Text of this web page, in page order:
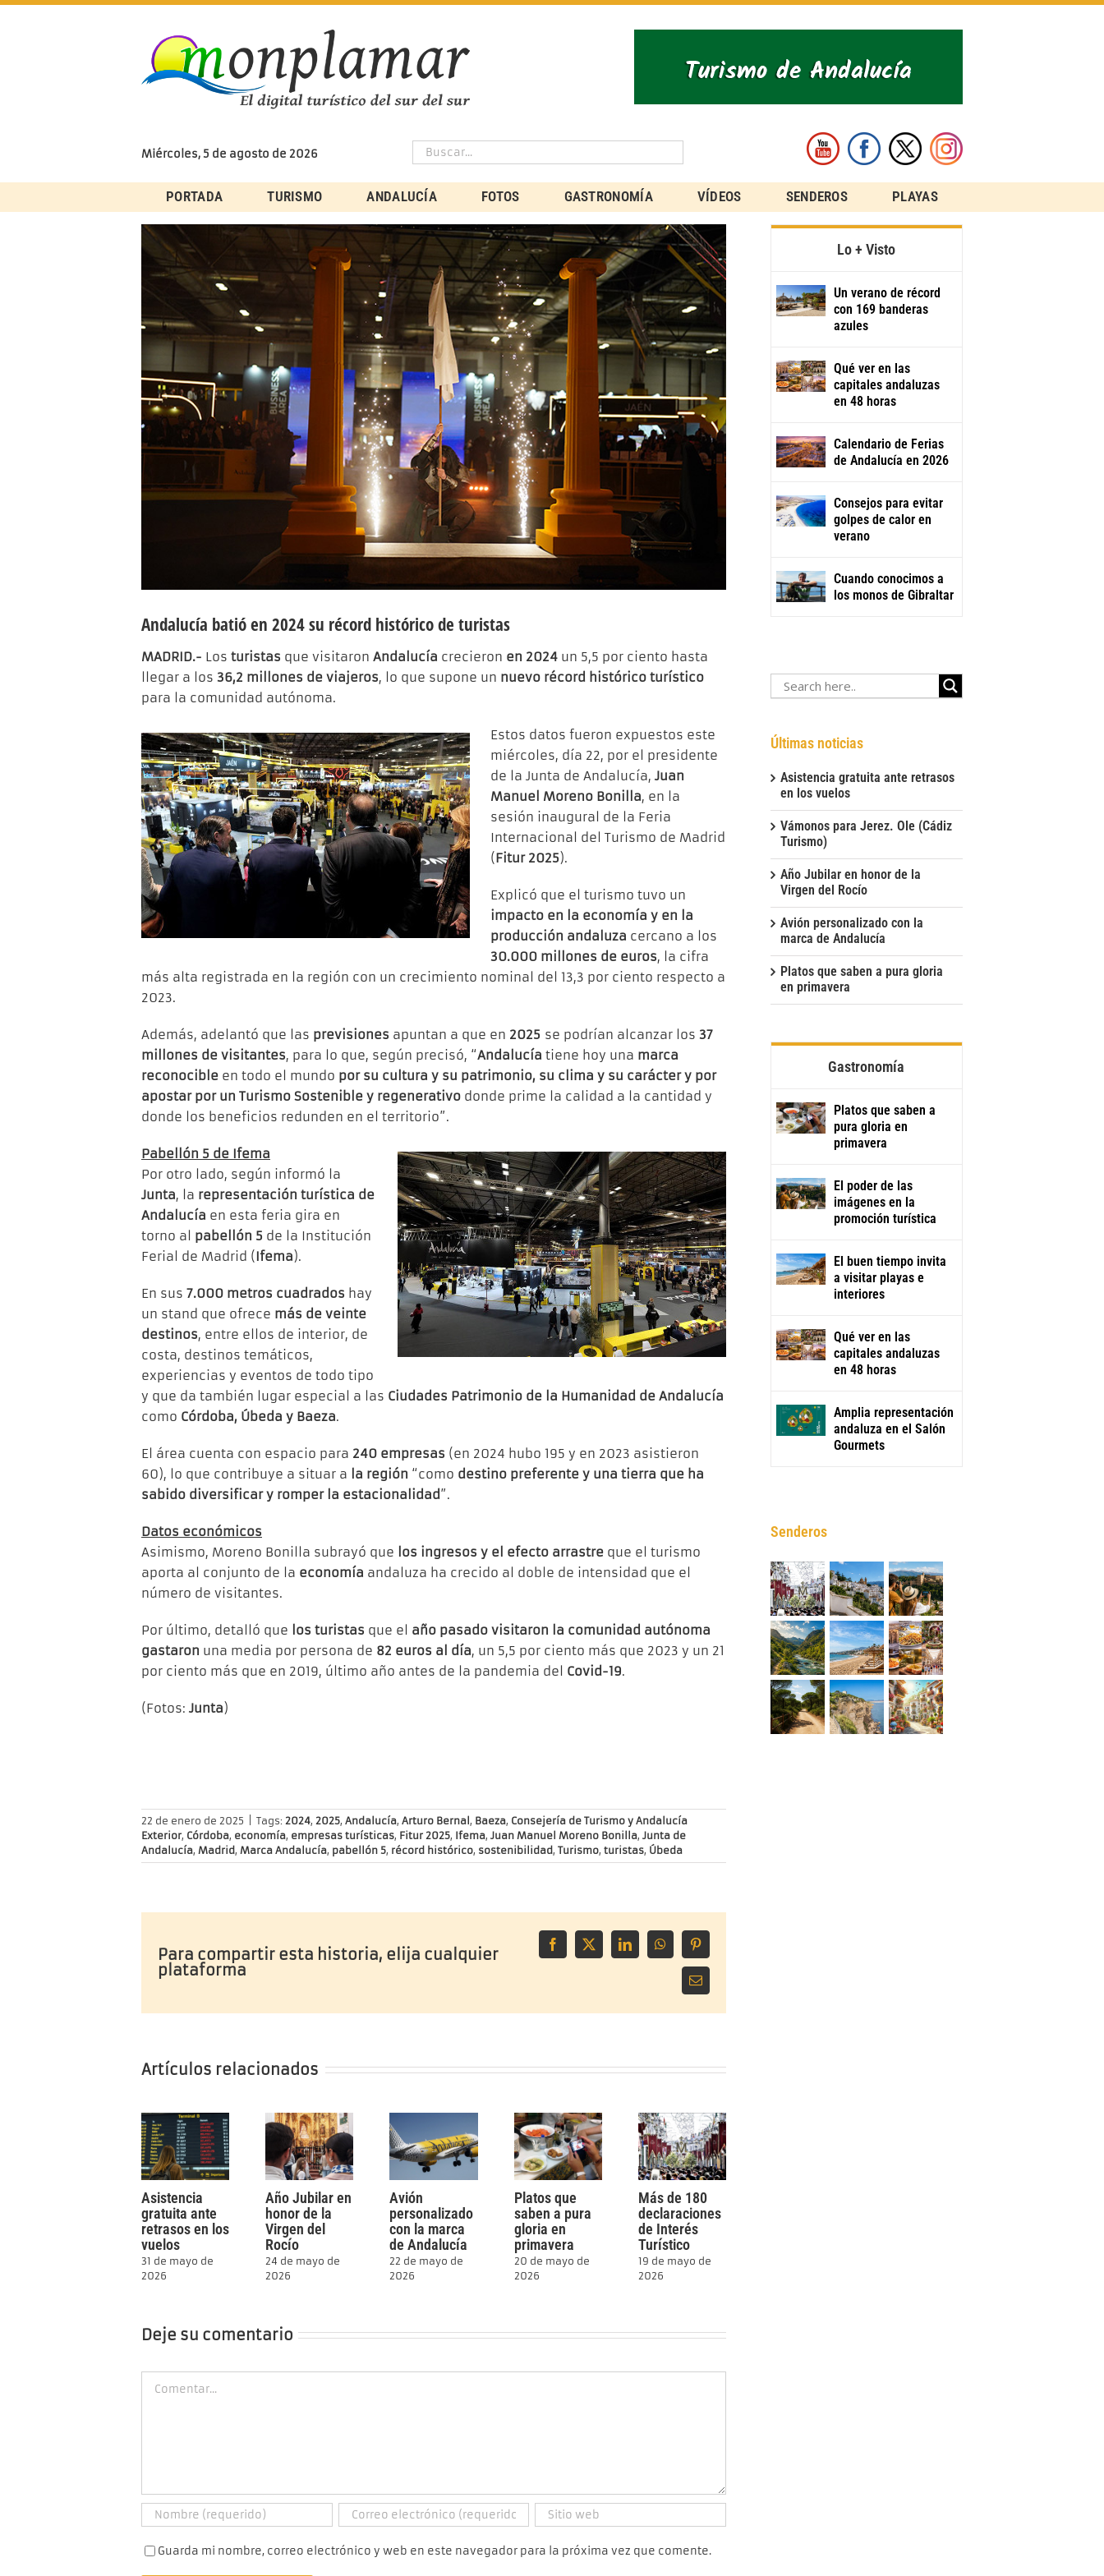
Skip
Miércoles, 5 de agosto de 2026
PORTADA TURISMO ANDALUCÍA FOTOS GASTRONOMÍA VÍDEOS SENDEROS PLAYAS
Andalucía batió en 2024 su récord histórico de turistas
MADRID.- Los turistas que visitaron Andalucía crecieron en 2024 un 5,5 por ciento hasta
llegar a los 36,2 millones de viajeros, lo que supone un nuevo récord histórico turístico
para la comunidad autónoma.
Estos datos fueron expuestos este
miércoles, día 22, por el presidente
de la Junta de Andalucía, Juan
Manuel Moreno Bonilla, en la
sesión inaugural de la Feria
Internacional del Turismo de Madrid
(Fitur 2025).
Explicó que el turismo tuvo un
impacto en la economía y en la
producción andaluza cercano a los
30.000 millones de euros, la cifra
más alta registrada en la región con un crecimiento nominal del 13,3 por ciento respecto a
2023.
Además, adelantó que las previsiones apuntan a que en 2025 se podrían alcanzar los 37
millones de visitantes, para lo que, según precisó, “Andalucía tiene hoy una marca
reconocible en todo el mundo por su cultura y su patrimonio, su clima y su carácter y por
apostar por un Turismo Sostenible y regenerativo donde prime la calidad a la cantidad y
donde los beneficios redunden en el territorio”.
Pabellón 5 de Ifema
Por otro lado, según informó la
Junta, la representación turística de
Andalucía en esta feria gira en
torno al pabellón 5 de la Institución
Ferial de Madrid (Ifema).
En sus 7.000 metros cuadrados hay
un stand que ofrece más de veinte
destinos, entre ellos de interior, de
costa, destinos temáticos,
experiencias y eventos de todo tipo
y que da también lugar especial a las Ciudades Patrimonio de la Humanidad de Andalucía
como Córdoba, Úbeda y Baeza.
El área cuenta con espacio para 240 empresas (en 2024 hubo 195 y en 2023 asistieron
60), lo que contribuye a situar a la región “como destino preferente y una tierra que ha
sabido diversificar y romper la estacionalidad”.
Datos económicos
Asimismo, Moreno Bonilla subrayó que los ingresos y el efecto arrastre que el turismo
aporta al conjunto de la economía andaluza ha crecido al doble de intensidad que el
número de visitantes.
Por último, detalló que los turistas que el año pasado visitaron la comunidad autónoma
gastaron una media por persona de 82 euros al día, un 5,5 por ciento más que 2023 y un 21
por ciento más que en 2019, último año antes de la pandemia del Covid-19.
(Fotos: Junta)
22 de enero de 2025 Tags: 2024, 2025, Andalucía, Arturo Bernal , Baeza, Consejería de Turismo y Andalucía
Exterior, Córdoba, economía, empresas turísticas, Fitur 2025, Ifema, Juan Manuel Moreno Bonilla, Junta de
Andalucía, Madrid, Marca Andalucía, pabellón 5, récord histórico, sostenibilidad, Turismo, turistas, Úbeda
Para compartir esta historia, elija cualquier
plataforma
Facebook
X LinkedInWhatsAppPinterest
Correo
Artículos relacionados
Asistencia
gratuita ante
retrasos en los
vuelos
31 de mayo de
2026
Año Jubilar en
honor de la
Virgen del
Rocío
24 de mayo de
2026
Avión
personalizado
con la marca
de Andalucía
22 de mayo de
2026
Platos que
saben a pura
gloria en
primavera
20 de mayo de
2026
Más de 180
declaraciones
de Interés
Turístico
19 de mayo de
2026
Deje su comentario
Guarda mi nombre, correo electrónico y web en este navegador para la próxima vez que comente.
Lo + Visto
Un verano de récord
con 169 banderas
azules
Qué ver en las
capitales andaluzas
en 48 horas
Calendario de Ferias
de Andalucía en 2026
Consejos para evitar
golpes de calor en
verano
Cuando conocimos a
los monos de Gibraltar
Últimas noticias
Asistencia gratuita ante retrasos
en los vuelos
Vámonos para Jerez. Ole (Cádiz
Turismo)
Año Jubilar en honor de la
Virgen del Rocío
Avión personalizado con la
marca de Andalucía
Platos que saben a pura gloria
en primavera
Gastronomía
Platos que saben a
pura gloria en
primavera
El poder de las
imágenes en la
promoción turística
El buen tiempo invita
a visitar playas e
interiores
Qué ver en las
capitales andaluzas
en 48 horas
Amplia representación
andaluza en el Salón
Gourmets
Senderos